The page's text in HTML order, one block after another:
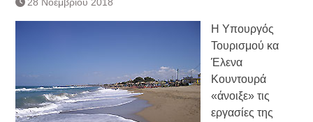
Ημερήσιο Δελτίο Τιμών
Συναλλάγματος &
Τραπεζογραμματίων 7-3-2019
Ημερήσιο Δελτίο Τιμών
Συναλλάγματος &
Τραπεζογραμματίων 4-3-2019
Κάθοδος αγροτών
Η Υπουργός
Τουρισμού κα
Έλενα
Κουντουρά
«άνοιξε» τις
εργασίες της